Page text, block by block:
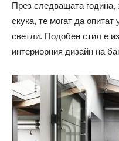
През следващата година,
скука, те могат да
светли. Подобен стил е
интериорния дизайн на